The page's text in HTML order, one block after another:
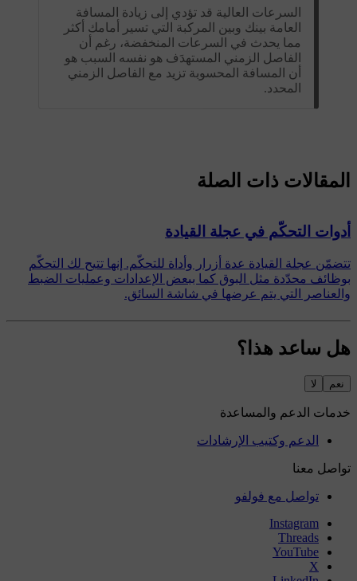
السرعات العالية قد تؤدي إلى زيادة المسافة
العامة بينك وبين المركبة التي تسير أمامك أكثر
مما يحدث في السرعات المنخفضة، رغم أن
الفاصل الزمني المستهدَف هو نفسه السبب هو
أن المسافة المحسوبة تزيد مع الفاصل الزمني
المحدد.
المقالات ذات الصلة
أدوات التحكّم في عجلة القيادة
تتضمّن عجلة القيادة عدة أزرار وأداة للتحكّم. إنها تتيح لك التحكّم
بوظائف محدّدة مثل البوق كما ببعض الإعدادات وعمليات الضبط
والعناصر التي يتم عرضها في شاشة السائق.
هل ساعد هذا؟
نعم لا